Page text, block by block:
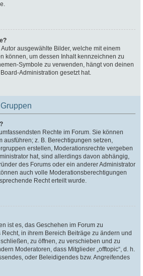
ausgewählte Bilder, welche mit einem
können, um dessen Inhalt kennzeichnen zu
Symbole zu verwenden, hängt von deinen
Administration gesetzt hat.
Rechte im Forum. Sie können
ausführen; z. B. Berechtigungen setzen,
erstellen, Moderationsrechte vergeben
hat, sind allerdings davon abhängig,
des Forums oder ein anderer Administrator
auch volle Moderationsberechtigungen
Recht erteilt wurde.
ist es, das Geschehen im Forum zu
in ihrem Bereich Beiträge zu ändern und
zu öffnen, zu verschieben und zu
Moderatoren, dass Mitglieder „offtopic“, d. h.
oder Beleidigendes bzw. Angreifendes